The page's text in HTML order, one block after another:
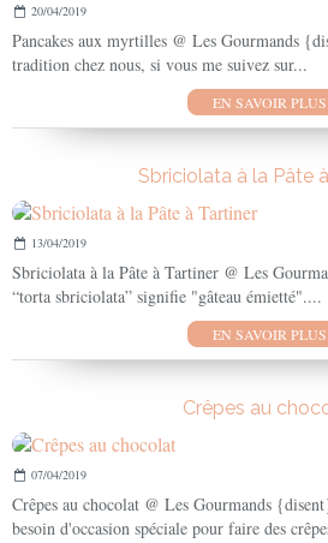
20/04/2019
Pancakes aux myrtilles @ Les Gourmands
tradition chez nous, si vous me suivez sur...
EN SAVOIR PLUS
Sbriciolata à la Pâte
13/04/2019
Sbriciolata à la Pâte à Tartiner @ Les
“torta sbriciolata” signifie "gâteau émietté"....
EN SAVOIR PLUS
Crêpes au
07/04/2019
Crêpes au chocolat @ Les Gourmands
besoin d'occasion spéciale pour faire des